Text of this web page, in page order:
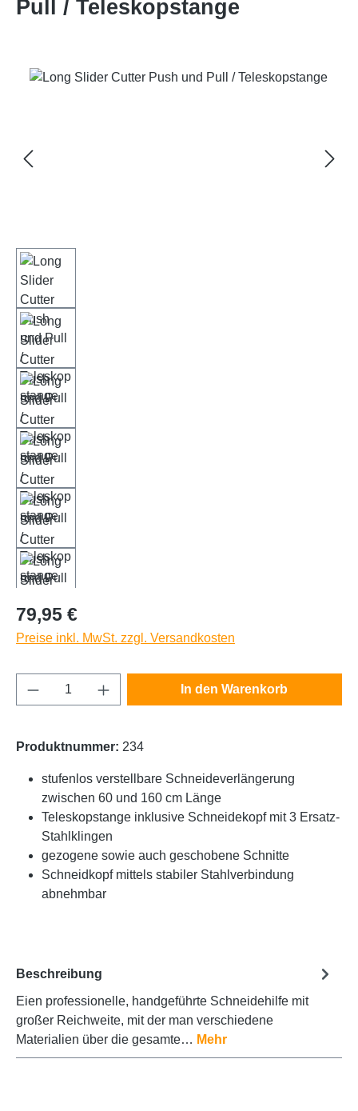
Pull / Teleskopstange
Bildergalerie überspringen
Regulärer Preis:
79,95 €
Preise inkl. MwSt. zzgl. Versandkosten
Produkt Anzahl: Gib den gewünschten
In den Warenkorb
Produktnummer: 234
stufenlos verstellbare Schneideverlängerung
zwischen 60 und 160 cm Länge
Teleskopstange inklusive Schneidekopf mit 3 Ersatz-
Stahlklingen
gezogene sowie auch geschobene Schnitte
Schneidkopf mittels stabiler Stahlverbindung
abnehmbar
Beschreibung
Eien professionelle, handgeführte Schneidehilfe mit
großer Reichweite, mit der man verschiedene
Materialien über die gesamte… Mehr